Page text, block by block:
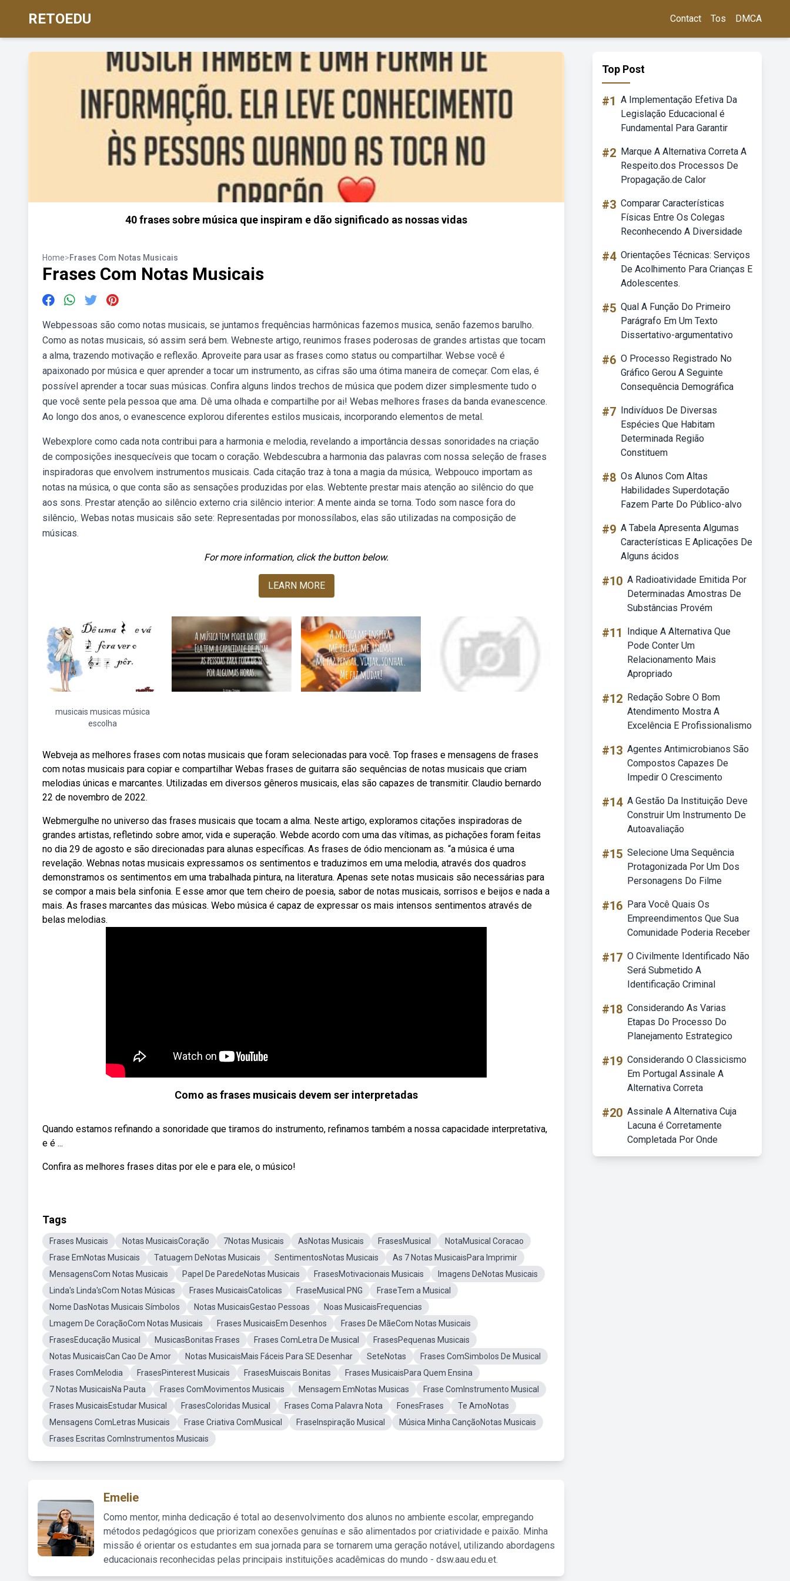
RETOEDU Contact Tos DMCA
40 frases sobre música que inspiram e dão significado as nossas vidas
Home>Frases Com Notas Musicais
Frases Com Notas Musicais
Webpessoas são como notas musicais, se juntamos frequências harmônicas fazemos musica, senão fazemos barulho.
Como as notas musicais, só assim será bem. Webneste artigo, reunimos frases poderosas de grandes artistas que tocam
a alma, trazendo motivação e reflexão. Aproveite para usar as frases como status ou compartilhar. Webse você é
apaixonado por música e quer aprender a tocar um instrumento, as cifras são uma ótima maneira de começar. Com elas, é
possível aprender a tocar suas músicas. Confira alguns lindos trechos de música que podem dizer simplesmente tudo o
que você sente pela pessoa que ama. Dê uma olhada e compartilhe por ai! Webas melhores frases da banda evanescence.
Ao longo dos anos, o evanescence explorou diferentes estilos musicais, incorporando elementos de metal.
Webexplore como cada nota contribui para a harmonia e melodia, revelando a importância dessas sonoridades na criação
de composições inesquecíveis que tocam o coração. Webdescubra a harmonia das palavras com nossa seleção de frases
inspiradoras que envolvem instrumentos musicais. Cada citação traz à tona a magia da música,. Webpouco importam as
notas na música, o que conta são as sensações produzidas por elas. Webtente prestar mais atenção ao silêncio do que
aos sons. Prestar atenção ao silêncio externo cria silêncio interior: A mente ainda se torna. Todo som nasce fora do
silêncio,. Webas notas musicais são sete: Representadas por monossílabos, elas são utilizadas na composição de
músicas.
For more information, click the button below.
LEARN MORE
musicais musicas música
escolha
Webveja as melhores frases com notas musicais que foram selecionadas para você. Top frases e mensagens de frases
com notas musicais para copiar e compartilhar Webas frases de guitarra são sequências de notas musicais que criam
melodias únicas e marcantes. Utilizadas em diversos gêneros musicais, elas são capazes de transmitir. Claudio bernardo
22 de novembro de 2022.
Webmergulhe no universo das frases musicais que tocam a alma. Neste artigo, exploramos citações inspiradoras de
grandes artistas, refletindo sobre amor, vida e superação. Webde acordo com uma das vítimas, as pichações foram feitas
no dia 29 de agosto e são direcionadas para alunas específicas. As frases de ódio mencionam as. “a música é uma
revelação. Webnas notas musicais expressamos os sentimentos e traduzimos em uma melodia, através dos quadros
demonstramos os sentimentos em uma trabalhada pintura, na literatura. Apenas sete notas musicais são necessárias para
se compor a mais bela sinfonia. E esse amor que tem cheiro de poesia, sabor de notas musicais, sorrisos e beijos e nada a
mais. As frases marcantes das músicas. Webo música é capaz de expressar os mais intensos sentimentos através de
belas melodias.
Como as frases musicais devem ser interpretadas
Quando estamos refinando a sonoridade que tiramos do instrumento, refinamos também a nossa capacidade interpretativa,
e é ...
Confira as melhores frases ditas por ele e para ele, o músico!
Tags
Frases Musicais Notas MusicaisCoração 7Notas Musicais AsNotas Musicais FrasesMusical
NotaMusical Coracao
Frase EmNotas Musicais
Tatuagem DeNotas Musicais SentimentosNotas Musicais
As 7 Notas MusicaisPara Imprimir
MensagensCom Notas Musicais
Papel De ParedeNotas Musicais FrasesMotivacionais Musicais
Imagens DeNotas Musicais
Linda's Linda'sCom Notas Músicas
Frases MusicaisCatolicas FraseMusical PNG
FraseTem a Musical
Nome DasNotas Musicais Símbolos
Notas MusicaisGestao Pessoas
Noas MusicaisFrequencias
Lmagem De CoraçãoCom Notas Musicais
Frases MusicaisEm Desenhos
Frases De MãeCom Notas Musicais
FrasesEducação Musical
MusicasBonitas Frases Frases ComLetra De Musical
FrasesPequenas Musicais
Notas MusicaisCan Cao De Amor
Notas MusicaisMais Fáceis Para SE Desenhar SeteNotas
Frases ComSimbolos De Musical
Frases ComMelodia
FrasesPinterest Musicais FrasesMuiscais Bonitas
Frases MusicaisPara Quem Ensina
7 Notas MusicaisNa Pauta
Frases ComMovimentos Musicais Mensagem EmNotas Musicas
Frase ComInstrumento Musical
Frases MusicaisEstudar Musical
FrasesColoridas Musical Frases Coma Palavra Nota FonesFrases
Te AmoNotas
Mensagens ComLetras Musicais
Frase Criativa ComMusical FraseInspiração Musical
Música Minha CançãoNotas Musicais
Frases Escritas ComInstrumentos Musicais
Emelie
Como mentor, minha dedicação é total ao desenvolvimento dos alunos no ambiente escolar, empregando
métodos pedagógicos que priorizam conexões genuínas e são alimentados por criatividade e paixão. Minha
missão é orientar os estudantes em sua jornada para se tornarem uma geração notável, utilizando abordagens
educacionais reconhecidas pelas principais instituições acadêmicas do mundo - dsw.aau.edu.et.
Top Post
#1 A Implementação Efetiva Da
Legislação Educacional é
Fundamental Para Garantir
#2 Marque A Alternativa Correta A
Respeito.dos Processos De
Propagação.de Calor
#3 Comparar Características
Físicas Entre Os Colegas
Reconhecendo A Diversidade
#4 Orientações Técnicas: Serviços
De Acolhimento Para Crianças E
Adolescentes.
#5 Qual A Função Do Primeiro
Parágrafo Em Um Texto
Dissertativo-argumentativo
#6 O Processo Registrado No
Gráfico Gerou A Seguinte
Consequência Demográfica
#7 Indivíduos De Diversas
Espécies Que Habitam
Determinada Região
Constituem
#8 Os Alunos Com Altas
Habilidades Superdotação
Fazem Parte Do Público-alvo
#9 A Tabela Apresenta Algumas
Características E Aplicações De
Alguns ácidos
#10 A Radioatividade Emitida Por
Determinadas Amostras De
Substâncias Provém
#11
Indique A Alternativa Que
Pode Conter Um
Relacionamento Mais
Apropriado
#12 Redação Sobre O Bom
Atendimento Mostra A
Excelência E Profissionalismo
#13 Agentes Antimicrobianos São
Compostos Capazes De
Impedir O Crescimento
#14 A Gestão Da Instituição Deve
Construir Um Instrumento De
Autoavaliação
#15 Selecione Uma Sequência
Protagonizada Por Um Dos
Personagens Do Filme
#16 Para Você Quais Os
Empreendimentos Que Sua
Comunidade Poderia Receber
#17 O Civilmente Identificado Não
Será Submetido A
Identificação Criminal
#18 Considerando As Varias
Etapas Do Processo Do
Planejamento Estrategico
#19 Considerando O Classicismo
Em Portugal Assinale A
Alternativa Correta
#20 Assinale A Alternativa Cuja
Lacuna é Corretamente
Completada Por Onde